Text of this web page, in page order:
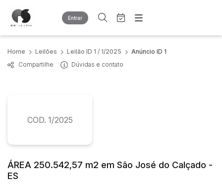
Entrar
Criar conta
Site
Agenda
Busca por categoria
Bens diversos
Sucatas
Busca por palavra-chave
Bairro Comitente
Home
Home Leilões Leilão ID 1 / 1/2025
Anúncio ID 1
Compartilhe
Dúvidas e contato
COD. 1/2025
ÁREA 250.542,57 m2 em São José do Calçado -
ES